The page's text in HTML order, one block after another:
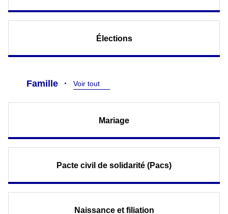
Élections
Famille Voir tout
Mariage
Pacte civil de solidarité (Pacs)
Naissance et filiation